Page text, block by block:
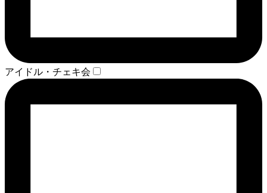
アイドル・チェキ会